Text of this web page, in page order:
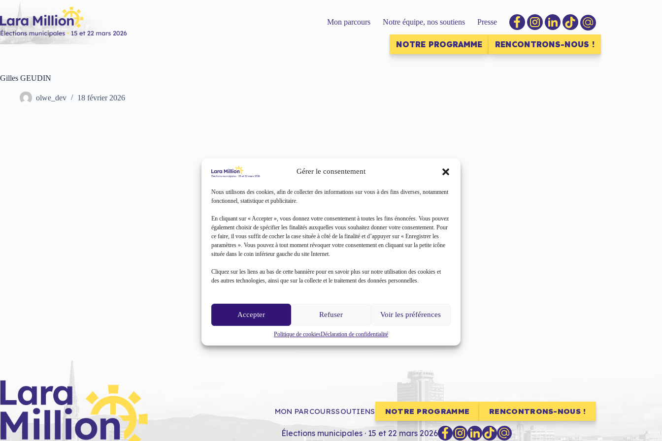
Gérer le consentement
Nous utilisons des cookies, afin de collecter des informations sur vous à des fins diverses, notamment
fonctionnel, statistique et publicitaire.
En cliquant sur « Accepter », vous donnez votre consentement à toutes les fins énoncées. Vous pouvez
également choisir de spécifier les finalités auxquelles vous souhaitez donner votre consentement. Pour
ce faire, il vous suffit de cocher la case située à côté de la finalité et d’appuyer sur « Enregistrer les
paramètres ». Vous pouvez à tout moment révoquer votre consentement en cliquant sur la petite icône
située dans le coin inférieur gauche du site Internet.
Cliquez sur les liens au bas de cette bannière pour en savoir plus sur notre utilisation des cookies et
des autres technologies, ainsi que sur la collecte et le traitement des données personnelles.
Accepter Refuser Voir les préférences
Politique de cookiesDéclaration de confidentialité
contenu
Mon parcours Notre équipe, nos soutiens Presse
NOTRE PROGRAMME RENCONTRONS-NOUS !
Gilles GEUDIN
olwe_dev 18 février 2026
MON PARCOURSSOUTIENS NOTRE PROGRAMME RENCONTRONS-NOUS !
Élections municipales · 15 et 22 mars 2026